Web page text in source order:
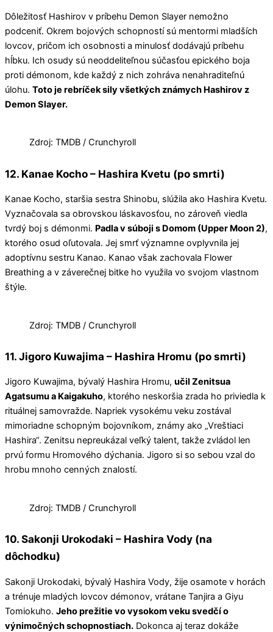
Dôležitosť Hashirov v príbehu Demon Slayer nemožno
podceniť. Okrem bojových schopností sú mentormi mladších
lovcov, pričom ich osobnosti a minulosť dodávajú príbehu
hĺbku. Ich osudy sú neoddeliteľnou súčasťou epického boja
proti démonom, kde každý z nich zohráva nenahraditeľnú
úlohu. Toto je rebríček sily všetkých známych Hashirov z
Demon Slayer.
Zdroj: TMDB / Crunchyroll
12. Kanae Kocho – Hashira Kvetu (po smrti)
Kanae Kocho, staršia sestra Shinobu, slúžila ako Hashira Kvetu.
Vyznačovala sa obrovskou láskavosťou, no zároveň viedla
tvrdý boj s démonmi. Padla v súboji s Domom (Upper Moon 2),
ktorého osud oľutovala. Jej smrť významne ovplyvnila jej
adoptívnu sestru Kanao. Kanao však zachovala Flower
Breathing a v záverečnej bitke ho využila vo svojom vlastnom
štýle.
Zdroj: TMDB / Crunchyroll
11. Jigoro Kuwajima – Hashira Hromu (po smrti)
Jigoro Kuwajima, bývalý Hashira Hromu, učil Zenitsua
Agatsumu a Kaigakuho, ktorého neskoršia zrada ho priviedla k
rituálnej samovražde. Napriek vysokému veku zostával
mimoriadne schopným bojovníkom, známy ako „Vreštiaci
Hashira“. Zenitsu nepreukázal veľký talent, takže zvládol len
prvú formu Hromového dýchania. Jigoro si so sebou vzal do
hrobu mnoho cenných znalostí.
Zdroj: TMDB / Crunchyroll
10. Sakonji Urokodaki – Hashira Vody (na
dôchodku)
Sakonji Urokodaki, bývalý Hashira Vody, žije osamote v horách
a trénuje mladých lovcov démonov, vrátane Tanjira a Giyu
Tomiokuho. Jeho prežitie vo vysokom veku svedčí o
výnimočných schopnostiach. Dokonca aj teraz dokáže